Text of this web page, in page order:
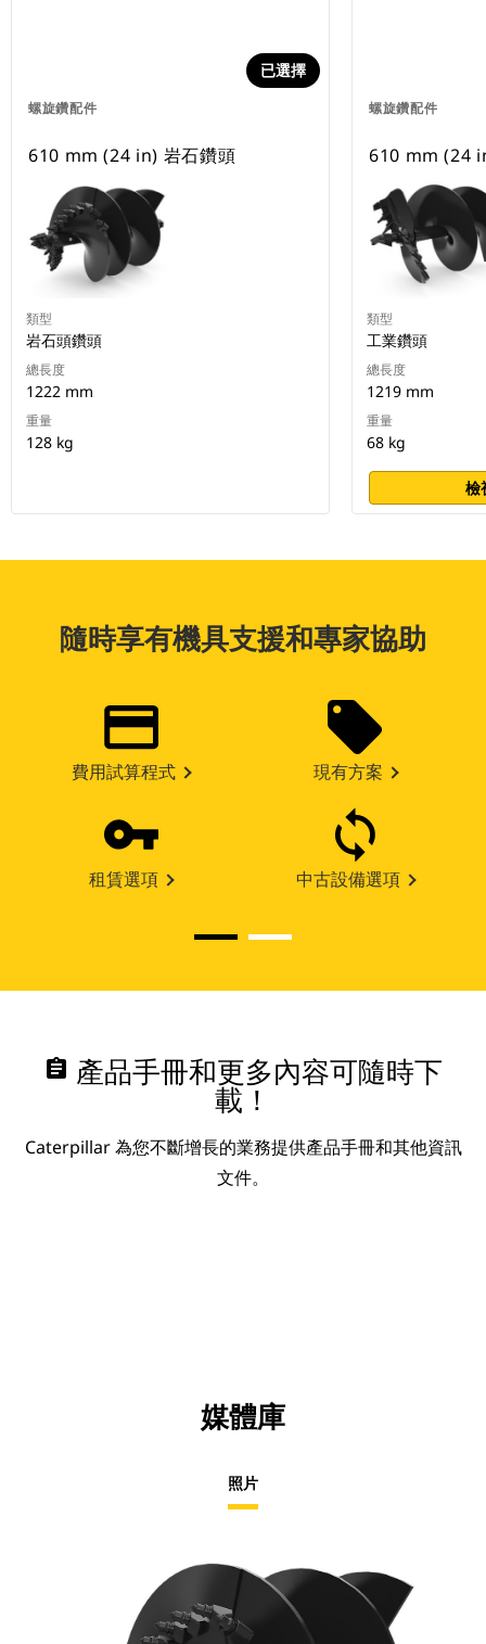
螺旋鑽配件
已選擇
610 mm (24 in) 岩石鑽頭
類型
岩石頭鑽頭
總長度
1222 mm
重量
128 kg
螺旋鑽配件
610 mm (24
類型
工業鑽頭
總長度
1219 mm
重量
68 kg
檢
隨時享有機具支援和專家協助
費用試算程式 現有方案
租賃選項 中古設備選項
assignment 產品手冊和更多內容可隨時下
載！
Caterpillar 為您不斷增長的業務提供產品手冊和其他資訊
文件。
媒體庫
照片